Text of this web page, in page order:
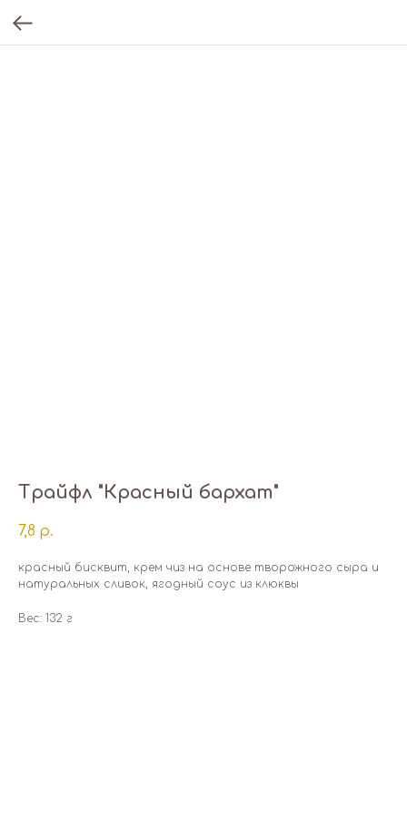
Трайфл "Красный бархат"
7,8 р.
красный бисквит, крем чиз на основе творожного сыра и
натуральных сливок, ягодный соус из клюквы
Вес: 132 г